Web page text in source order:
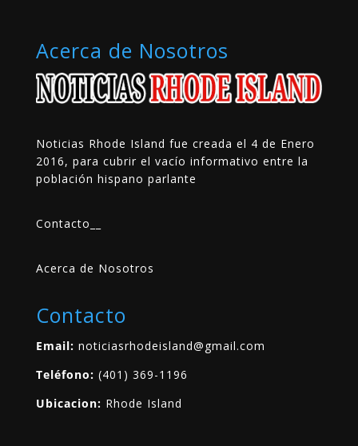
Acerca de Nosotros
Noticias Rhode Island fue creada el 4 de Enero
2016, para cubrir el vacío informativo entre la
población hispano parlante
Contacto
Acerca de Nosotros
Contacto
Email: noticiasrhodeisland@gmail.com
Teléfono: (401) 369-1196
Ubicacion: Rhode Island